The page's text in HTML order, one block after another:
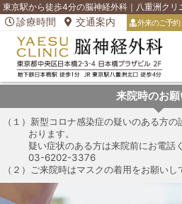
東京駅から徒歩4分の脳神経外科｜八重洲クリ
診療時間 交通案内
脳ドックのご予約 脳ドックのご予約
外来のご予約 外来のご予約
来院時のお願
（１）新型コロナ感染症の疑いのある方
おります。
疑い症状のある方は来院前にお電話
03-6202-3376
（２）ご来院時はマスクの着用をお願いし